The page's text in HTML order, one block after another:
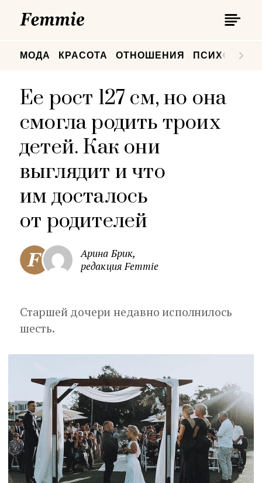
МОДА КРАСОТА ОТНОШЕНИЯ
Ее рост 127 см, но она
смогла родить троих
детей. Как они
выглядит и что
им досталось
от родителей
Арина Брик,
редакция Femmie
Старшей дочери недавно исполнилось
шесть.